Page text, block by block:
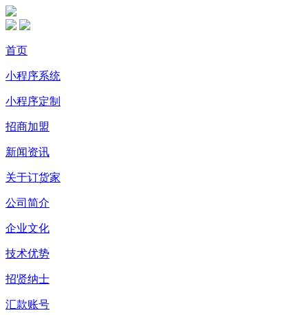
首页
小程序系统
小程序定制
招商加盟
新闻资讯
关于订货家
公司简介
企业文化
技术优势
招贤纳士
汇款账号